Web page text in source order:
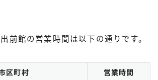
前館の営業時間は以下の通りです。
区町村 営業時間